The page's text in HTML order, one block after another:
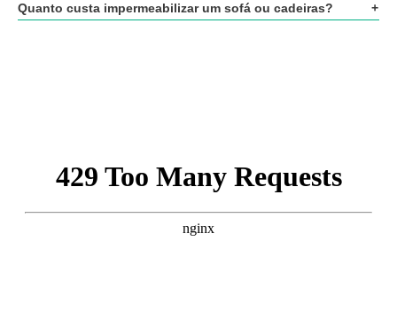
Quanto custa impermeabilizar um sofá ou cadeiras?